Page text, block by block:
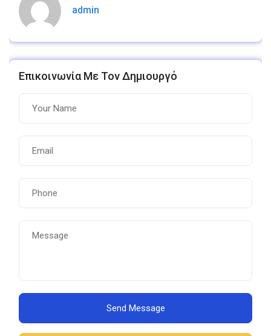
admin
Επικοινωνία Με Τον Δημιουργό
Send Message